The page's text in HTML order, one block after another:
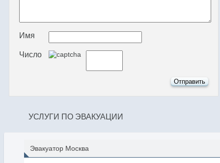
Имя
Число
УСЛУГИ ПО ЭВАКУАЦИИ
Эвакуатор Москва